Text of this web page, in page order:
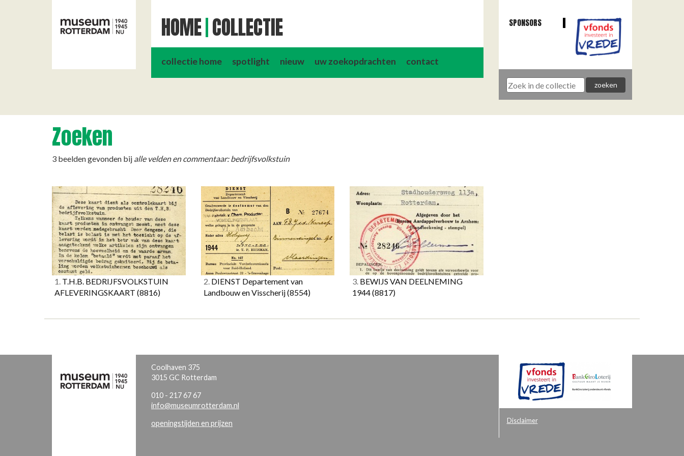
HOME COLLECTIE
collectie home spotlight nieuw uw zoekopdrachten contact
SPONSORS
Zoeken
3 beelden gevonden bij alle velden en commentaar: bedrijfsvolkstuin
1. T.H.B. BEDRIJFSVOLKSTUIN
AFLEVERINGSKAART (8816)
2.DIENST Departement van
Landbouw en Visscherij(8554)
3. BEWIJS VAN DEELNEMING
1944(8817)
Coolhaven 375
3015 GC Rotterdam
010 - 217 67 67
info@museumrotterdam.nl
openingstijden en prijzen Disclaimer